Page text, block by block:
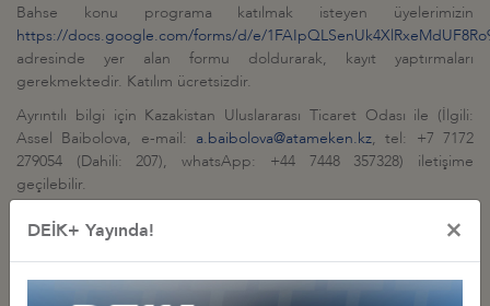
Bahse konu programa katılmak isteyen üyelerimizin
https://docs.google.com/forms/d/e/
adresinde yer alan formu doldurarak, kayıt yaptırmaları
gerekmektedir. Katılım ücretsizdir.
Ayrıntılı bilgi için Kazakistan Uluslararası Ticaret Odası ile (İlgili:
Assel Baibolova, e-mail: a.baibolova@atameken.kz, tel: +7 7172
279054 (Dahili: 207), whatsApp: +44 7448 357328) iletişime
geçilebilir.
İlgili Dosyalar
DEİK+ Yayında! ×